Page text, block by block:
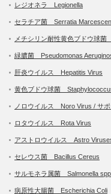
レジオネラ Legionella
セラチア菌 Serratia
メチシリン耐性黄色ブドウ球
緑膿菌 Pseudomonas
肝炎ウイルス Hepatitis Virus
黄色ブドウ球菌
ノロウイルス Noro Virus / サ
ロタウイルス Rota Virus
アストロウイルス Astro
セレウス菌 Bacillus Cereus
サルモネラ属菌 Salmonella spp.
病原性大腸菌 Escherichia Coli